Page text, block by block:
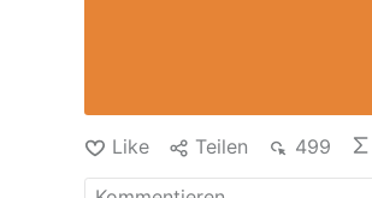
Like Teilen 499